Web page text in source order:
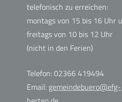
telefonisch zu erreichen:
montags von 15 bis 16 Uhr
freitags von 10 bis 12 Uhr
(nicht in den Ferien)
Telefon: 02366 419494
Email: gemeindebuero@efg-